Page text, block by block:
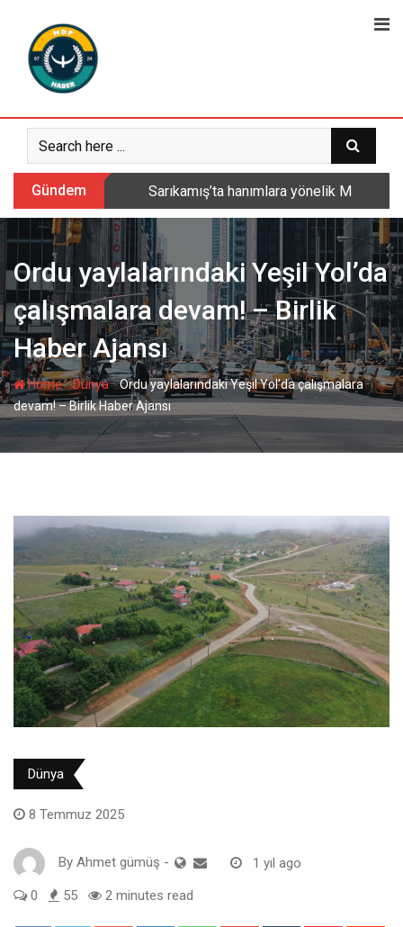
content
Gündem Sarıkamış’ta hanımlara yönelik
Ordu yaylalarındaki Yeşil Yol’da
çalışmalara devam! – Birlik
Haber Ajansı
Home-Dünya-Ordu yaylalarındaki Yeşil Yol’da çalışmalara
devam! – Birlik Haber Ajansı
Dünya
8 Temmuz 2025
By Ahmet gümüş - 1 yıl ago
0 55 2 minutes read